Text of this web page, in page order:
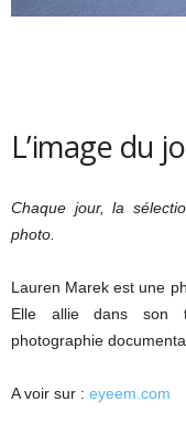
L’image du
Chaque jour, la
photo.
Lauren Marek est une
Elle allie dans son
photographie
A voir sur : eyeem.com